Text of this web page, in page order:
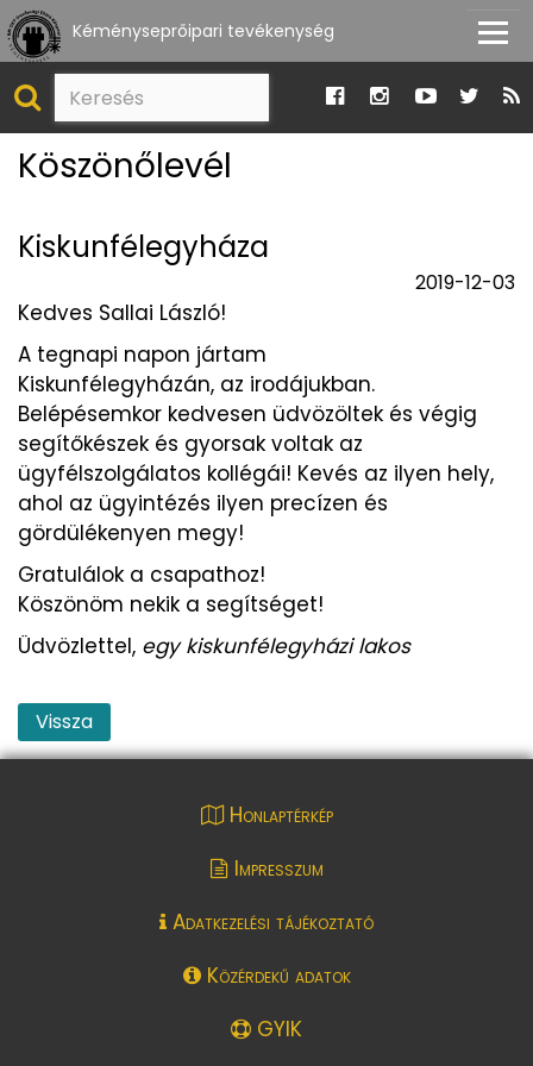
Kéményseprőipari tevékenység
Köszönőlevél
Kiskunfélegyháza
2019-12-03
Kedves Sallai László!
A tegnapi napon jártam
Kiskunfélegyházán, az irodájukban.
Belépésemkor kedvesen üdvözöltek és végig
segítőkészek és gyorsak voltak az
ügyfélszolgálatos kollégái! Kevés az ilyen hely,
ahol az ügyintézés ilyen precízen és
gördülékenyen megy!
Gratulálok a csapathoz!
Köszönöm nekik a segítséget!
Üdvözlettel, egy kiskunfélegyházi lakos
Vissza
Honlaptérkép
Impresszum
Adatkezelési tájékoztató
Közérdekű adatok
GYIK